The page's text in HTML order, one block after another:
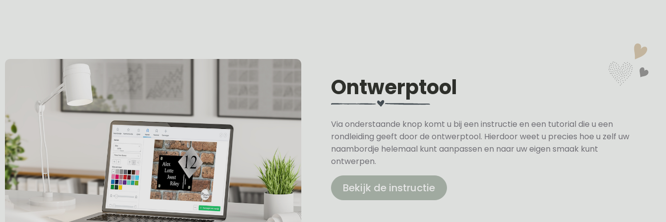
Ontwerptool
Via onderstaande knop komt u bij een instructie en een tutorial die u een
rondleiding geeft door de ontwerptool. Hierdoor weet u precies hoe u zelf uw
naambordje helemaal kunt aanpassen en naar uw eigen smaak kunt
ontwerpen.
Bekijk de instructie